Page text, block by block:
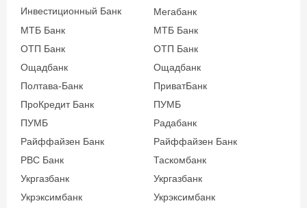
Инвестиционный Банк
Мегабанк
МТБ Банк
МТБ Банк
ОТП Банк
ОТП Банк
Ощадбанк
Ощадбанк
Полтава-Банк
ПриватБанк
ПроКредит Банк
ПУМБ
ПУМБ
Радабанк
Райффайзен Банк
Райффайзен Банк
РВС Банк
Таскомбанк
Укргазбанк
Укргазбанк
Укрэксимбанк
Укрэксимбанк